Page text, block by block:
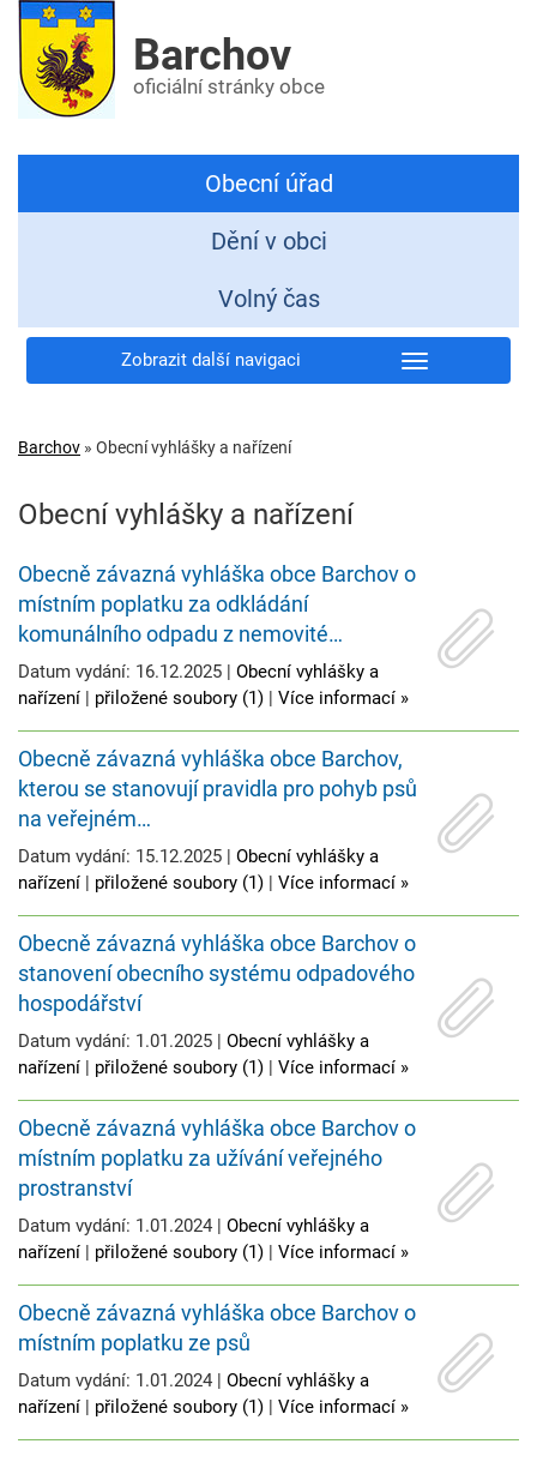
Barchov
oficiální stránky obce
Obecní úřad
Dění v obci
Volný čas
Zobrazit další navigaci
Barchov » Obecní vyhlášky a nařízení
Obecní vyhlášky a nařízení
Obecně závazná vyhláška obce Barchov o
místním poplatku za odkládání
komunálního odpadu z nemovité…
Datum vydání: 16.12.2025 | Obecní vyhlášky a
nařízení | přiložené soubory (1) | Více informací »
Obecně závazná vyhláška obce Barchov,
kterou se stanovují pravidla pro pohyb psů
na veřejném…
Datum vydání: 15.12.2025 | Obecní vyhlášky a
nařízení | přiložené soubory (1) | Více informací »
Obecně závazná vyhláška obce Barchov o
stanovení obecního systému odpadového
hospodářství
Datum vydání: 1.01.2025 | Obecní vyhlášky a
nařízení | přiložené soubory (1) | Více informací »
Obecně závazná vyhláška obce Barchov o
místním poplatku za užívání veřejného
prostranství
Datum vydání: 1.01.2024 | Obecní vyhlášky a
nařízení | přiložené soubory (1) | Více informací »
Obecně závazná vyhláška obce Barchov o
místním poplatku ze psů
Datum vydání: 1.01.2024 | Obecní vyhlášky a
nařízení | přiložené soubory (1) | Více informací »